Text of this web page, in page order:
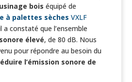
bois équipé de
à palettes sèches VXLF
a constaté que l’ensemble
élevé, de 80 dB. Nous
pour répondre au besoin du
l’émission sonore de